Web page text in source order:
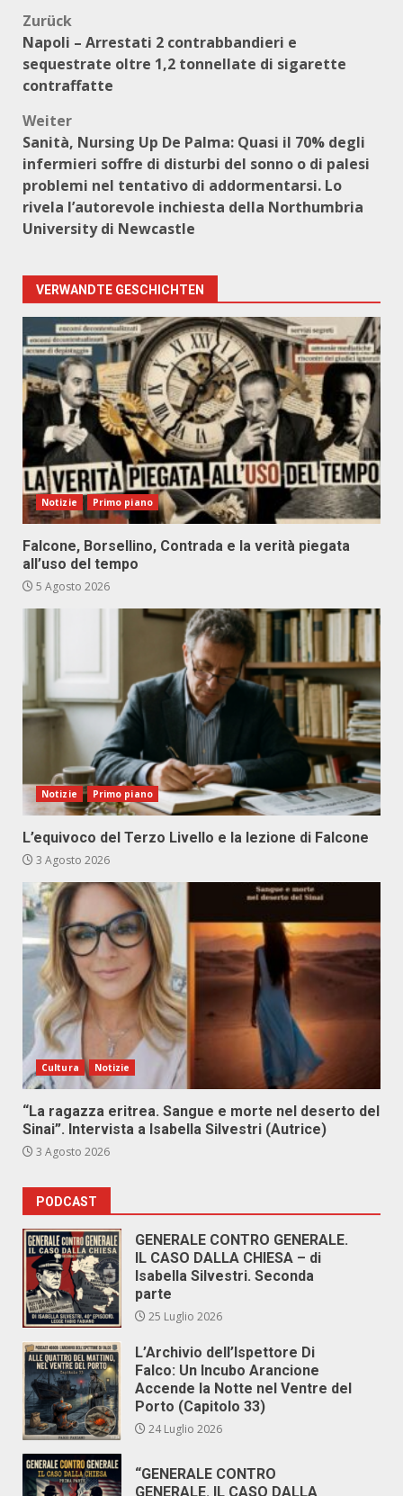
Beitragsnavigation
Zurück
Napoli – Arrestati 2 contrabbandieri e
sequestrate oltre 1,2 tonnellate di sigarette
contraffatte
Weiter
Sanità, Nursing Up De Palma: Quasi il 70% degli
infermieri soffre di disturbi del sonno o di palesi
problemi nel tentativo di addormentarsi. Lo
rivela l’autorevole inchiesta della Northumbria
University di Newcastle
VERWANDTE GESCHICHTEN
Notizie Primo piano
Falcone, Borsellino, Contrada e la verità piegata
all’uso del tempo
5 Agosto 2026
Notizie Primo piano
L’equivoco del Terzo Livello e la lezione di Falcone
3 Agosto 2026
Cultura Notizie
“La ragazza eritrea. Sangue e morte nel deserto del
Sinai”. Intervista a Isabella Silvestri (Autrice)
3 Agosto 2026
PODCAST
GENERALE CONTRO GENERALE.
IL CASO DALLA CHIESA – di
Isabella Silvestri. Seconda
parte
25 Luglio 2026
L’Archivio dell’Ispettore Di
Falco: Un Incubo Arancione
Accende la Notte nel Ventre del
Porto (Capitolo 33)
24 Luglio 2026
“GENERALE CONTRO
GENERALE. IL CASO DALLA